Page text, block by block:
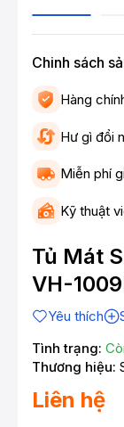
Chinh sách
Hàng
Hư gì đổi
Miễn phí
Kỹ thuật
Tủ Mát
VH-
Yêu thích
Tình trạng:
Thương hiệu:
Liên hệ